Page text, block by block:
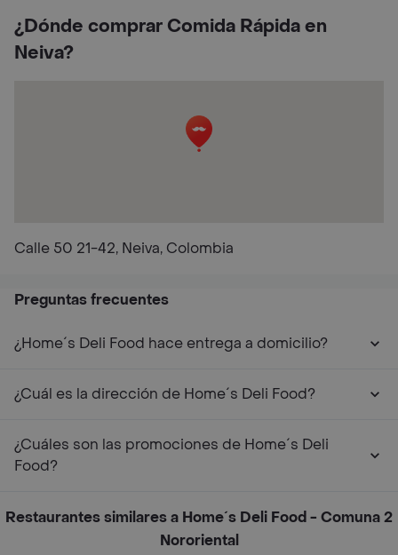
¿Dónde comprar Comida Rápida en
Neiva?
Calle 50 21-42, Neiva, Colombia
Preguntas frecuentes
¿Home´s Deli Food hace entrega a domicilio?
¿Cuál es la dirección de Home´s Deli Food?
¿Cuáles son las promociones de Home´s Deli
Food?
Restaurantes similares a Home´s Deli Food - Comuna 2
Nororiental